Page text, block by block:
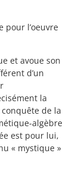
pour l’oeuvre
et avoue son
d’un
la
de la
algèbre
est pour lui,
« mystique »